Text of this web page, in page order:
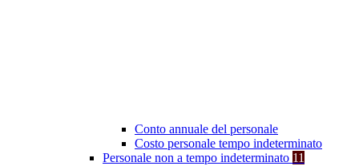
Conto annuale del personale
Costo personale tempo indeterminato
Personale non a tempo indeterminato 11